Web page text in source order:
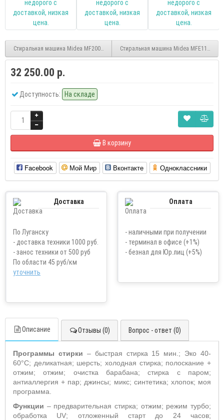
Стиральная машина Midea MF200W90WBS/S-RU inverterСтиральная машина Midea MFE11W65W-
32 250.00 р.
Доступность: На складе
В корзину
Facebook Мой Мир Вконтакте Одноклассники
Доставка
По Луганску
- доставка техники 1000 руб.
- занос техники от 500 руб
По области 45 руб/км
уточнить
Оплата
- наличными при получении
- терминал в офисе (+1%)
- безнал для Юр.лиц (+5%)
Описание Отзывы (0) Вопрос - ответ (0)
Программы стирки – быстрая стирка 15 мин.; Эко 40-
60°С; деликатная; шерсть; холодная стирка; полоскание +
отжим; отжим; очистка барабана; стирка с паром;
антиаллергия + пар; джинсы; микс; синтетика; хлопок; моя
программа
Функции – предварительная стирка; отжим; режим турбо;
обработка UV; отложенный старт до 24 часов;